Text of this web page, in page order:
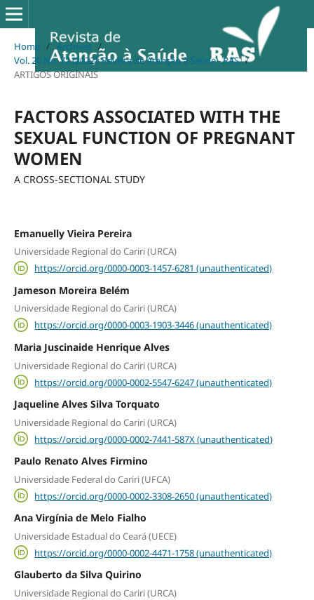
Home / Archives /
Vol. 20 No. 72 (2022): Revista de Atenção à Saúde - RAS /
ARTIGOS ORIGINAIS
FACTORS ASSOCIATED WITH THE
SEXUAL FUNCTION OF PREGNANT
WOMEN
A CROSS-SECTIONAL STUDY
Emanuelly Vieira Pereira
Universidade Regional do Cariri (URCA)
https://orcid.org/0000-0003-1457-6281 (unauthenticated)
Jameson Moreira Belém
Universidade Regional do Cariri (URCA)
https://orcid.org/0000-0003-1903-3446 (unauthenticated)
Maria Juscinaide Henrique Alves
Universidade Regional do Cariri (URCA)
https://orcid.org/0000-0002-5547-6247 (unauthenticated)
Jaqueline Alves Silva Torquato
Universidade Regional do Cariri (URCA)
https://orcid.org/0000-0002-7441-587X (unauthenticated)
Paulo Renato Alves Firmino
Universidade Federal do Cariri (UFCA)
https://orcid.org/0000-0002-3308-2650 (unauthenticated)
Ana Virgínia de Melo Fialho
Universidade Estadual do Ceará (UECE)
https://orcid.org/0000-0002-4471-1758 (unauthenticated)
Glauberto da Silva Quirino
Universidade Regional do Cariri (URCA)